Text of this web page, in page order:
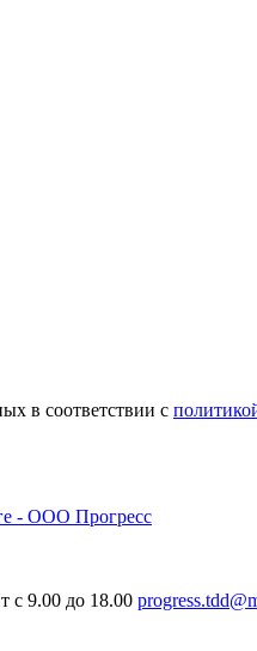
в соответствии с
с 9.00 до 18.00